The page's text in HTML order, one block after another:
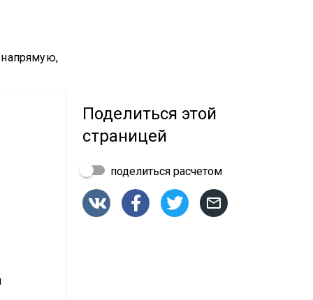
напрямую,
Поделиться этой
страницей
поделиться расчетом
   